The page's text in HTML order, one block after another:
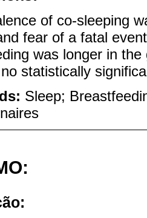
of co-sleeping
fear of a fatal
was longer in
statistically
Sleep;